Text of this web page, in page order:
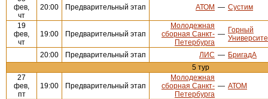
фев,
чт
20:00 Предварительный этап АТОМ — Сустим
19
фев,
чт
19:00 Предварительный этап
Молодежная
сборная Санкт-
Петербурга
— Горный
20:00
Предварительный этап ЛИС — БригадА
5 тур
27
фев,
пт
19:00 Предварительный этап
Молодежная
сборная Санкт-
Петербурга
— АТОМ